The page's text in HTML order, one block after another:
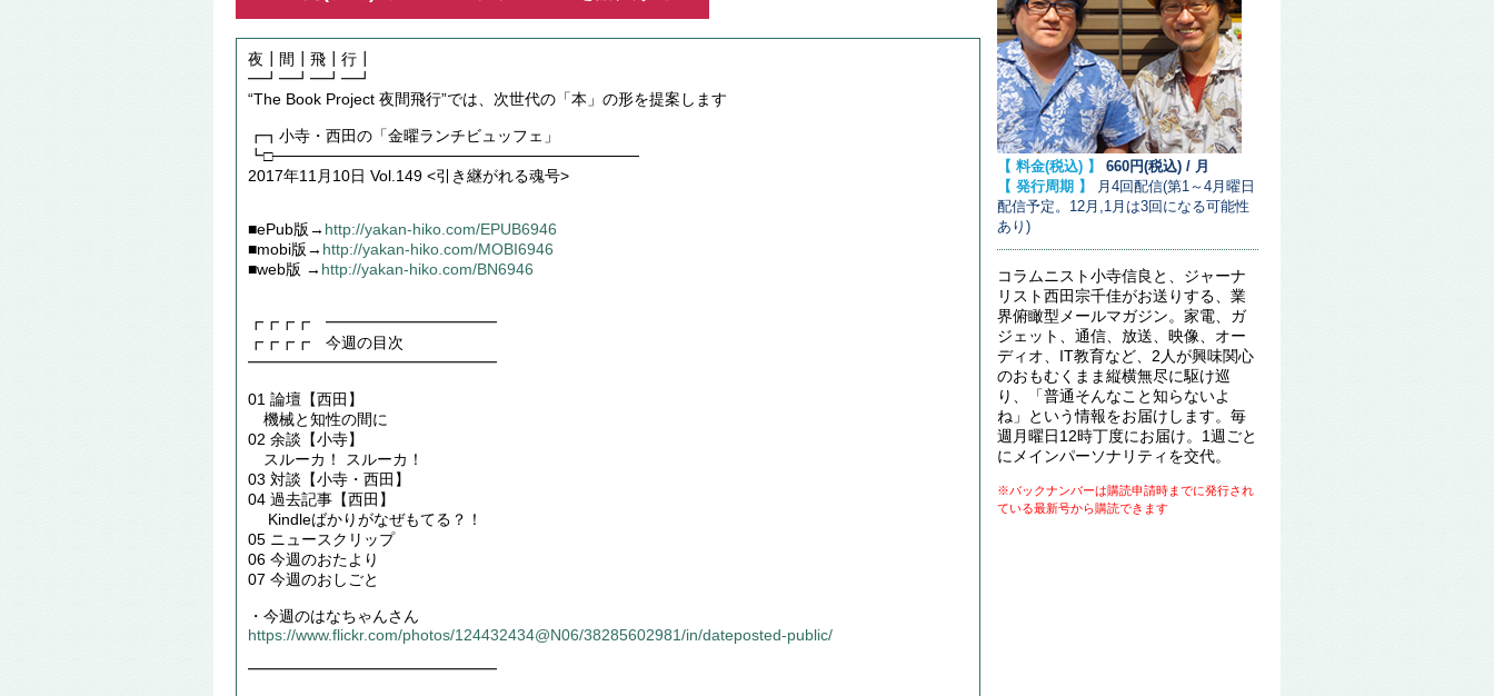
夜┃間┃飛┃行┃
━┛━┛━┛━┛
“The Book Project 夜間飛行”では、次世代の「本」の形を提案します
┏┓小寺・西田の「金曜ランチビュッフェ」
┗□─────────────────────────────────
2017年11月10日 Vol.149 <引き継がれる魂号>
■ePub版→ http://yakan-hiko.com/EPUB6946
■mobi版→ http://yakan-hiko.com/MOBI6946
■web版 → http://yakan-hiko.com/BN6946
┏┏┏┏ ━━━━━━━━━━━
┏┏┏┏ 今週の目次
━━━━━━━━━━━━━━━━
01 論壇【西田】
機械と知性の間に
02 余談【小寺】
スルーカ！ スルーカ！
03 対談【小寺・西田】
04 過去記事【西田】
Kindleばかりがなぜもてる？！
05 ニュースクリップ
06 今週のおたより
07 今週のおしごと
・今週のはなちゃんさん
https://www.flickr.com/photos/124432434@N06/38285602981/in/dateposted-public/
━━━━━━━━━━━━━━━━
【 料金(税込) 】
660円(税込) / 月
【 発行周期 】
月4回配信(第1～4月曜日
配信予定。12月,1月は3回になる可能性
あり)
コラムニスト小寺信良と、ジャーナ
リスト西田宗千佳がお送りする、業
界俯瞰型メールマガジン。家電、ガ
ジェット、通信、放送、映像、オー
ディオ、IT教育など、2人が興味関心
のおもむくまま縦横無尽に駆け巡
り、「普通そんなこと知らないよ
ね」という情報をお届けします。毎
週月曜日12時丁度にお届け。1週ごと
にメインパーソナリティを交代。
※バックナンバーは購読申請時までに発行され
ている最新号から購読できます